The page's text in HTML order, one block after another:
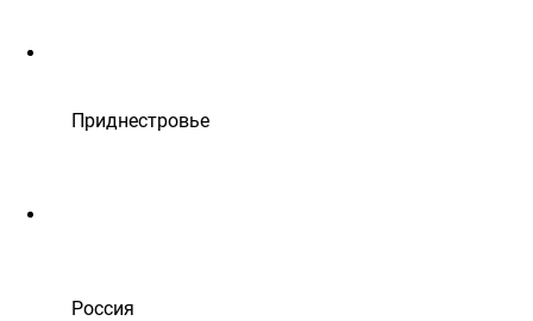
Приднестровье
Россия